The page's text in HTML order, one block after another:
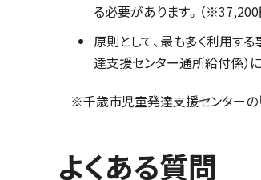
る必要があります。（
原則として、最も多く利用す
達支援センター通所給付係）に
※千歳市児童発達支援センターの
よくある質問